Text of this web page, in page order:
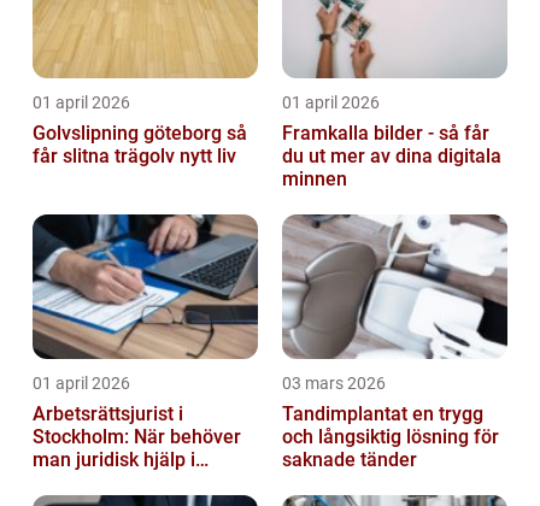
01 april 2026
Golvslipning göteborg så
får slitna trägolv nytt liv
01 april 2026
Framkalla bilder - så får
du ut mer av dina digitala
minnen
01 april 2026
Arbetsrättsjurist i
Stockholm: När behöver
man juridisk hjälp i
03 mars 2026
Tandimplantat en trygg
och långsiktig lösning för
saknade tänder